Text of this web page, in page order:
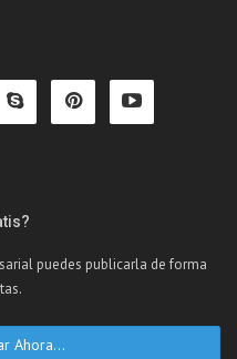
puedes publicarla de forma
Ahora...